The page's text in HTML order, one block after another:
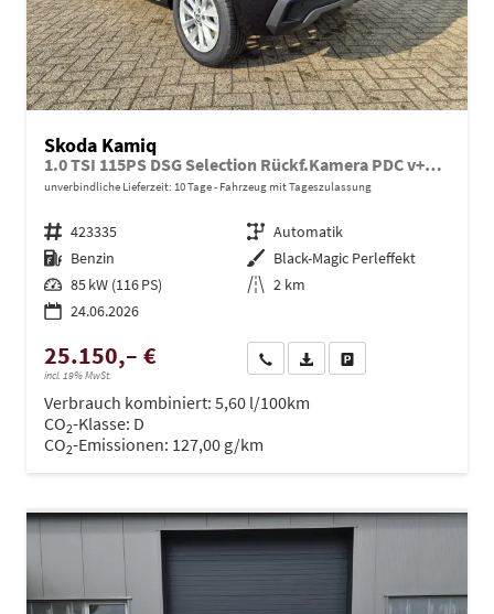
Skoda Kamiq
1.0 TSI 115PS DSG Selection Rückf.Kamera PDC v+h Sitzheizung Klimaautomatik Skoda-Radio Apple CarPlay + Android Auto Tempomat Garantieverlängerung 16"LM
unverbindliche Lieferzeit: 10 Tage Fahrzeug mit Tageszulassung
Fahrzeugnr. 423335 Getriebe Automatik
Kraftstoff Benzin Außenfarbe Black-Magic Perleffekt
Leistung 85 kW (116 PS) Kilometerstand 2 km
24.06.2026
25.150,– €
incl. 19% MwSt.
Wir rufen Sie anPDF-Datei, Fahrzeugexposé
Verbrauch kombiniert: 5,60 l/100km
CO2-Klasse: D
CO2-Emissionen: 127,00 g/km